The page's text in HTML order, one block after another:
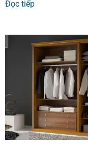
Đọc tiếp